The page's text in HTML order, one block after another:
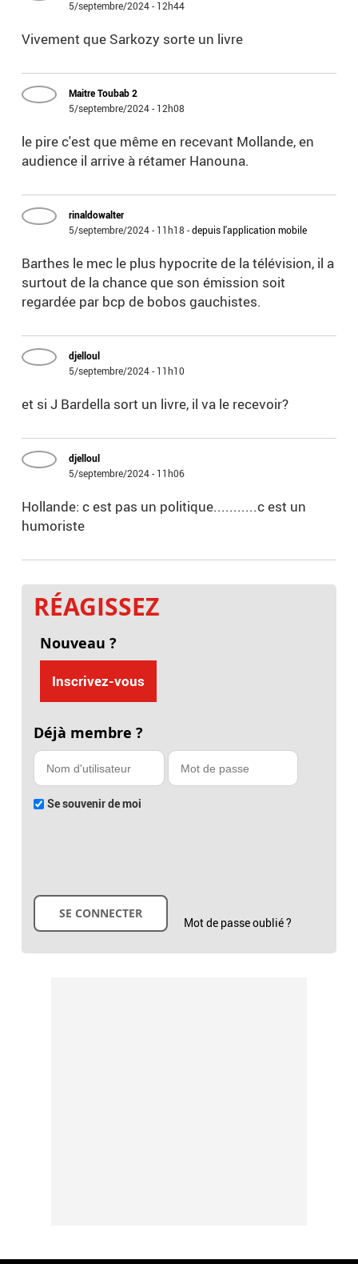
5/septembre/2024 - 12h44
Vivement que Sarkozy sorte un livre
Maitre Toubab 2
5/septembre/2024 - 12h08
le pire c'est que même en recevant Mollande, en
audience il arrive à rétamer Hanouna.
rinaldowalter
5/septembre/2024 - 11h18 -depuis l'application mobile
Barthes le mec le plus hypocrite de la télévision, il a
surtout de la chance que son émission soit
regardée par bcp de bobos gauchistes.
djelloul
5/septembre/2024 - 11h10
et si J Bardella sort un livre, il va le recevoir?
djelloul
5/septembre/2024 - 11h06
Hollande: c est pas un politique...........c est un
humoriste
RÉAGISSEZ
Nouveau ?
Inscrivez-vous
Déjà membre ?
Se souvenir de moi
Mot de passe oublié ?